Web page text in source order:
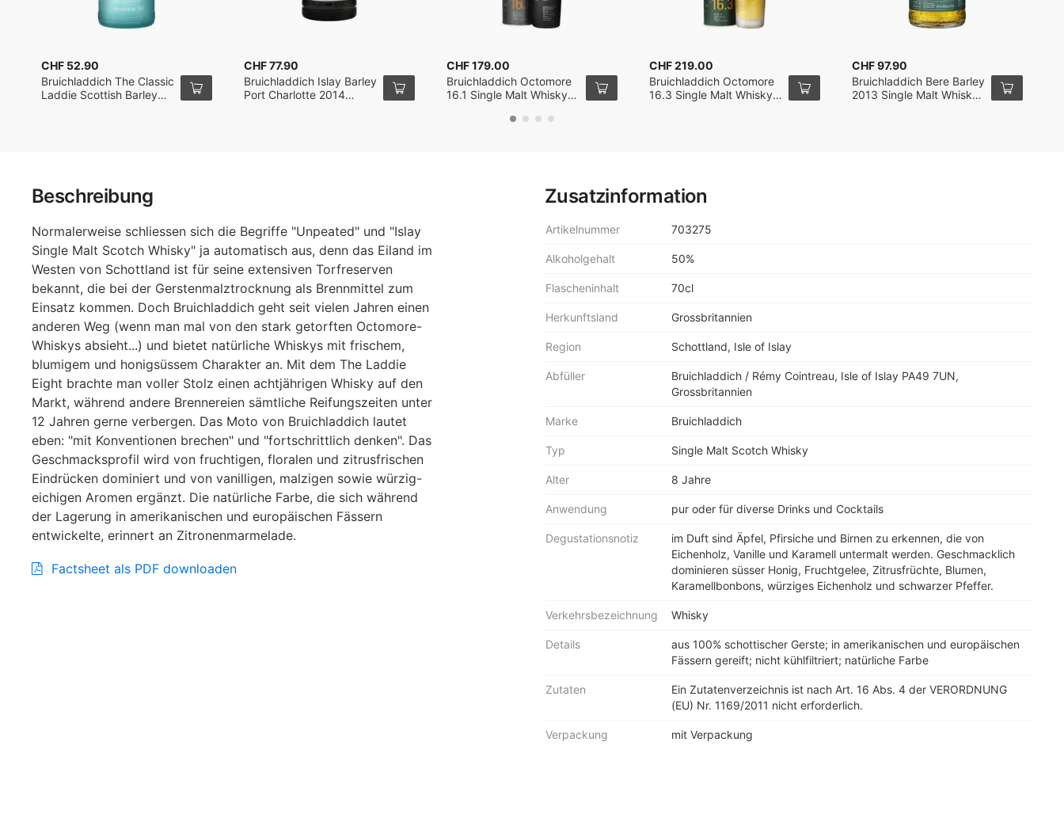
Beschreibung
Normalerweise schliessen sich die Begriffe "Unpeated" und "Islay
Single Malt Scotch Whisky" ja automatisch aus, denn das Eiland im
Westen von Schottland ist für seine extensiven Torfreserven
bekannt, die bei der Gerstenmalztrocknung als Brennmittel zum
Einsatz kommen. Doch Bruichladdich geht seit vielen Jahren einen
anderen Weg (wenn man mal von den stark getorften Octomore-
Whiskys absieht...) und bietet natürliche Whiskys mit frischem,
blumigem und honigsüssem Charakter an. Mit dem The Laddie
Eight brachte man voller Stolz einen achtjährigen Whisky auf den
Markt, während andere Brennereien sämtliche Reifungszeiten unter
12 Jahren gerne verbergen. Das Moto von Bruichladdich lautet
eben: "mit Konventionen brechen" und "fortschrittlich denken". Das
Geschmacksprofil wird von fruchtigen, floralen und zitrusfrischen
Eindrücken dominiert und von vanilligen, malzigen sowie würzig-
eichigen Aromen ergänzt. Die natürliche Farbe, die sich während
der Lagerung in amerikanischen und europäischen Fässern
entwickelte, erinnert an Zitronenmarmelade.
Factsheet als PDF downloaden
Zusatzinformation
Artikelnummer 703275
Alkoholgehalt 50%
Flascheninhalt 70cl
Herkunftsland Grossbritannien
Region Schottland, Isle of Islay
Abfüller
Bruichladdich / Rémy Cointreau, Isle of Islay PA49 7UN,
Grossbritannien
Marke Bruichladdich
Typ Single Malt Scotch Whisky
Alter 8 Jahre
Anwendung pur oder für diverse Drinks und Cocktails
Degustationsnotiz
im Duft sind Äpfel, Pfirsiche und Birnen zu erkennen, die von
Eichenholz, Vanille und Karamell untermalt werden. Geschmacklich
dominieren süsser Honig, Fruchtgelee, Zitrusfrüchte, Blumen,
Karamellbonbons, würziges Eichenholz und schwarzer Pfeffer.
Verkehrsbezeichnung Whisky
Details
aus 100% schottischer Gerste; in amerikanischen und europäischen
Fässern gereift; nicht kühlfiltriert; natürliche Farbe
Zutaten
Ein Zutatenverzeichnis ist nach Art. 16 Abs. 4 der VERORDNUNG
(EU) Nr. 1169/2011 nicht erforderlich.
Verpackung mit Verpackung
CHF 52.90
Bruichladdich The Classic
Laddie Scottish Barley
CHF 77.90
Bruichladdich Islay Barley
Port Charlotte 2014
CHF 179.00
Bruichladdich Octomore
16.1 Single Malt Whisky
CHF 219.00
Bruichladdich Octomore
16.3 Single Malt Whisky
CHF 97.90
Bruichladdich Bere Barley
2013 Single Malt Whisky